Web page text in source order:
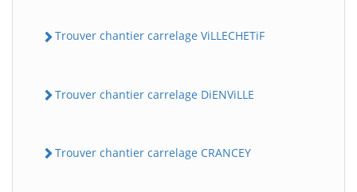
Trouver chantier carrelage ViLLECHETiF
Trouver chantier carrelage DiENViLLE
Trouver chantier carrelage CRANCEY